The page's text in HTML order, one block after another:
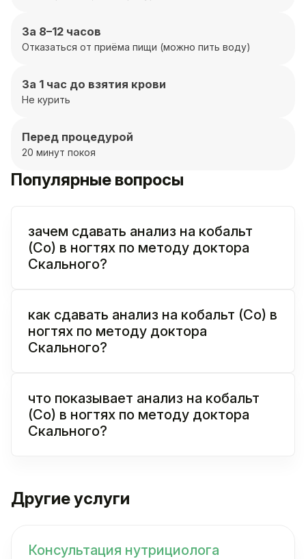
За 8–12 часов
Отказаться от приёма пищи (можно пить воду)
За 1 час до взятия крови
Не курить
Перед процедурой
20 минут покоя
Популярные вопросы
зачем сдавать анализ на кобальт
(Co) в ногтях по методу доктора
Скального?
как сдавать анализ на кобальт (Co) в
ногтях по методу доктора
Скального?
что показывает анализ на кобальт
(Co) в ногтях по методу доктора
Скального?
Другие услуги
Консультация нутрициолога